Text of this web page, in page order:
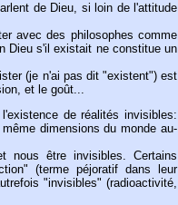
de Dieu, si loin de l'attitude
avec des philosophes comme
Dieu s'il existait ne constitue un
(je n'ai pas dit "existent") est
et le goût...
de réalités invisibles:
dimensions du monde au-
nous être invisibles. Certains
(terme péjoratif dans leur
"invisibles" (radioactivité,